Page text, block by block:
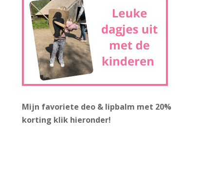
Mijn favoriete deo & lipbalm met 20%
korting klik hieronder!